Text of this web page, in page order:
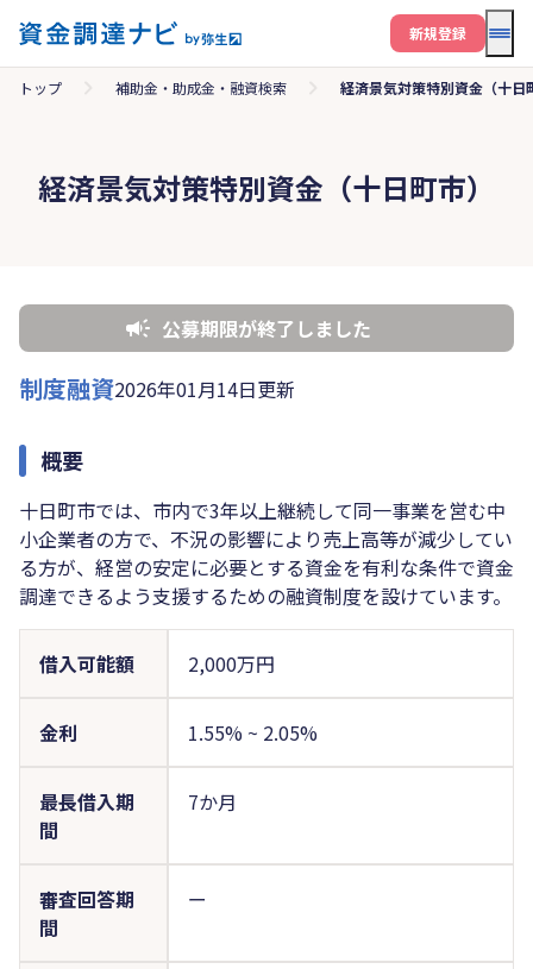
メ
新規登録
トップ 補助金・助成金・融資検索 経済景気対策特別資金（十日
経済景気対策特別資金（十日町市）
公募期限が終了しました
制度融資2026年01月14日更新
概要
十日町市では、市内で3年以上継続して同一事業を営む中
小企業者の方で、不況の影響により売上高等が減少してい
る方が、経営の安定に必要とする資金を有利な条件で資金
調達できるよう支援するための融資制度を設けています。
借入可能額 2,000万円
金利 1.55% ~ 2.05%
最長借入期
間
7か月
審査回答期
間
ー